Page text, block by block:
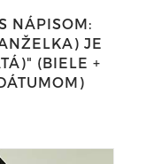
NÁPISOM:
JE
(BIELE +